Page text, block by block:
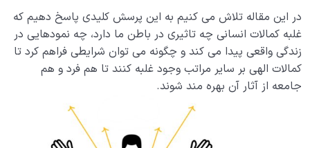
چرا خدا جهان را مسخر انسان کرد؟ بررسی مفهوم تسخیر
خلقت و ارتباط انسان با نظام هستی
عظمت خلقت؛ بستری الهی برای تعالی انسان تا مقام
شباهت به خدا
مراحل خلقت؛ چهارچوب عقلانی فهم نظم هستی و
بازشناسی جایگاه انسان
در این مقاله تلاش می کنیم به این پرسش کلیدی پاسخ دهیم که
غلبه کمالات انسانی چه تاثیری در باطن ما دارد، چه نمودهایی در
زندگی واقعی پیدا می کند و چگونه می توان شرایطی فراهم کرد تا
کمالات الهی بر سایر مراتب وجود غلبه کنند تا هم فرد و هم
جامعه از آثار آن بهره مند شوند.